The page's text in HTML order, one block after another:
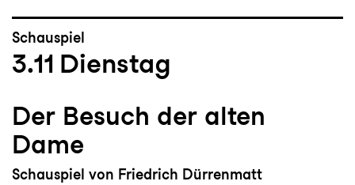
Schauspiel
3.11 Dienstag
Der Besuch der alten
Dame
Schauspiel von Friedrich Dürrenmatt